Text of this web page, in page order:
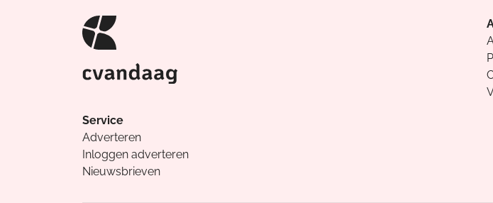
Service
Adverteren
Inloggen adverteren
Nieuwsbrieven